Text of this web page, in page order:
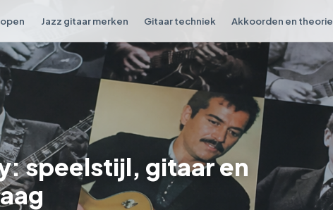
Jazz gitaar merken Gitaar techniek Akkoorden en theorie
speelstijl, gitaar en